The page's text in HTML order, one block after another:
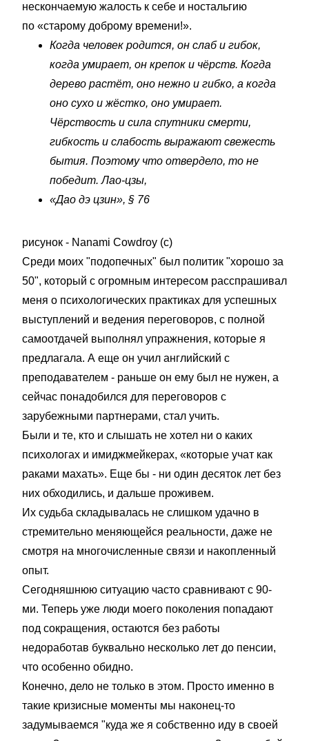
нескончаемую жалость к себе и ностальгию
по «старому доброму времени!».
Когда человек родится, он слаб и гибок,
когда умирает, он крепок и чёрств. Когда
дерево растёт, оно нежно и гибко, а когда
оно сухо и жёстко, оно умирает.
Чёрствость и сила спутники смерти,
гибкость и слабость выражают свежесть
бытия. Поэтому что отвердело, то не
победит. Лао-цзы,
«Дао дэ цзин», § 76
рисунок - Nanami Cowdroy (с)
Среди моих "подопечных" был политик "хорошо за
50", который с огромным интересом расспрашивал
меня о психологических практиках для успешных
выступлений и ведения переговоров, с полной
самоотдачей выполнял упражнения, которые я
предлагала. А еще он учил английский с
преподавателем - раньше он ему был не нужен, а
сейчас понадобился для переговоров с
зарубежными партнерами, стал учить.
Были и те, кто и слышать не хотел ни о каких
психологах и имиджмейкерах, «которые учат как
раками махать». Еще бы - ни один десяток лет без
них обходились, и дальше проживем.
Их судьба складывалась не слишком удачно в
стремительно меняющейся реальности, даже не
смотря на многочисленные связи и накопленный
опыт.
Сегодняшнюю ситуацию часто сравнивают с 90-
ми. Теперь уже люди моего поколения попадают
под сокращения, остаются без работы
недоработав буквально несколько лет до пенсии,
что особенно обидно.
Конечно, дело не только в этом. Просто именно в
такие кризисные моменты мы наконец-то
задумываемся "куда же я собственно иду в своей